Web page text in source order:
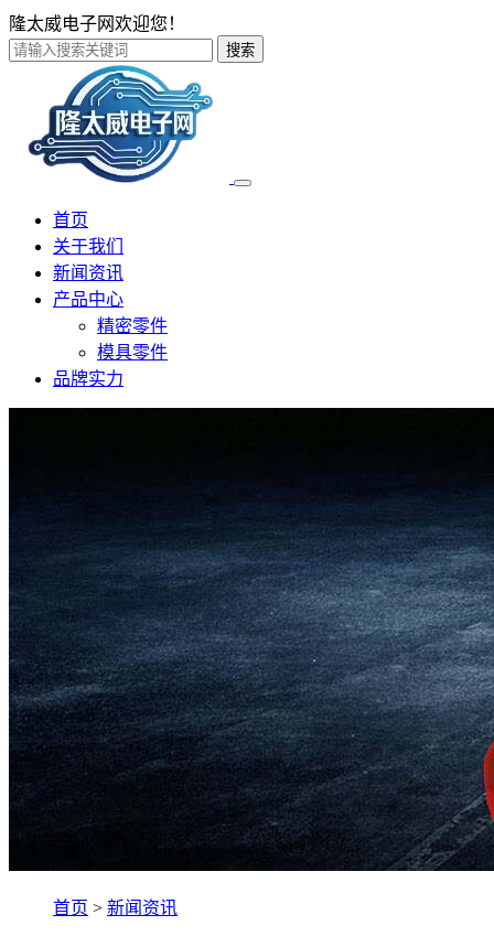
隆太威电子网欢迎您！
搜索
首页
关于我们
新闻资讯
产品中心
精密零件
模具零件
品牌实力
首页 > 新闻资讯